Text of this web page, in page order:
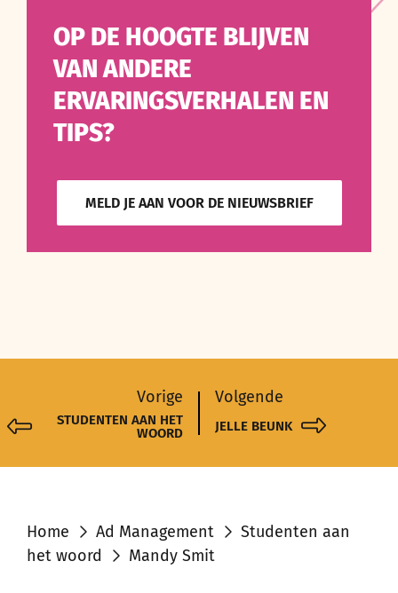
OP DE HOOGTE BLIJVEN
VAN ANDERE
ERVARINGSVERHALEN EN
TIPS?
MELD JE AAN VOOR DE NIEUWSBRIEF
Vorige
STUDENTEN AAN HET
WOORD
Volgende
JELLE BEUNK
Home Ad Management
Studenten aan
het woord
Mandy Smit